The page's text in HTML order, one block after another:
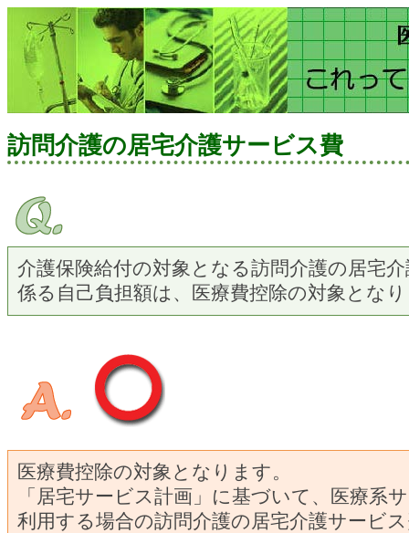
訪問介護の居宅介護サービス費
介護保険給付の対象となる訪問介護の居宅
係る自己負担額は、医療費控除の対象とな
医療費控除の対象となります。
「居宅サービス計画」に基づいて、医療系
利用する場合の訪問介護の居宅介護サービ